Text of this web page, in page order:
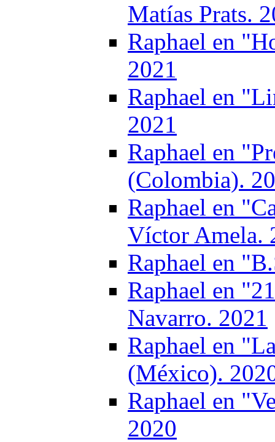
Matías Prats.
Raphael en
2021
Raphael en
2021
Raphael en
(Colombia).
Raphael en
Víctor Amela.
Raphael en
Raphael en
Navarro. 2021
Raphael en
(México).
Raphael en
2020